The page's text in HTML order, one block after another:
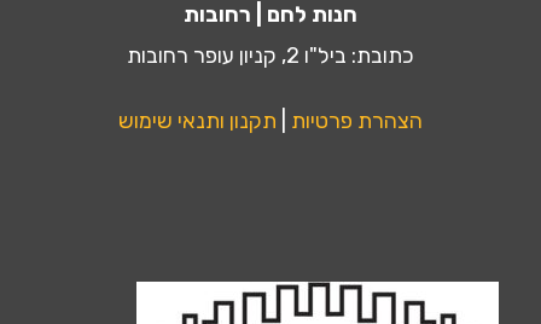
חנות לחם | רחובות
כתובת: ביל"ו 2, קניון עופר רחובות
הצהרת פרטיות תקנון ותנאי שימוש